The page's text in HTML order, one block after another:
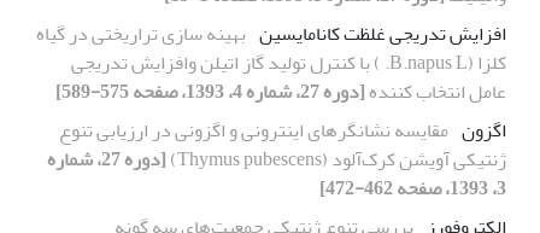
افزایش تدریجی غلظت کانامایسین بهینه سازی تراریختی در گیاه
کلزا (B.napus L. ) با کنترل تولید گاز اتیلن وافزایش تدریجی
عامل انتخاب کننده[دوره 27، شماره 4، 1393، صفحه 575-589]
اگزون مقایسه نشانگرهای اینترونی و اگزونی در ارزیابی تنوع
ژنتیکی آویشن کرک‌آلود (Thymus pubescens)
[دوره 27، شماره
3، 1393، صفحه 462-472]